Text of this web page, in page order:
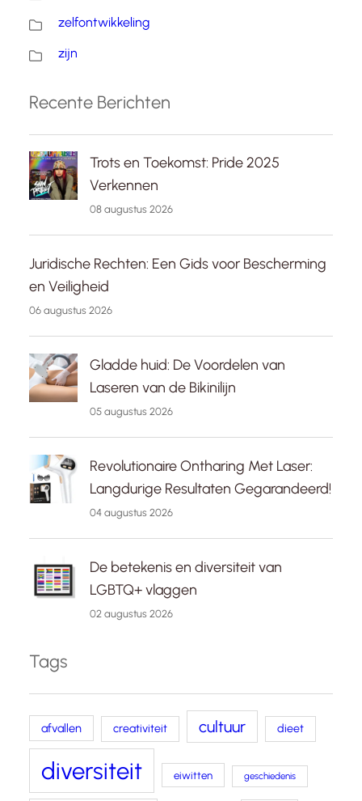
zelfontwikkeling
zijn
Recente Berichten
Trots en Toekomst: Pride 2025
Verkennen
08 augustus 2026
Juridische Rechten: Een Gids voor Bescherming
en Veiligheid
06 augustus 2026
Gladde huid: De Voordelen van
Laseren van de Bikinilijn
05 augustus 2026
Revolutionaire Ontharing Met Laser:
Langdurige Resultaten Gegarandeerd!
04 augustus 2026
De betekenis en diversiteit van
LGBTQ+ vlaggen
02 augustus 2026
Tags
afvallen creativiteit cultuur dieet
diversiteit eiwitten geschiedenis